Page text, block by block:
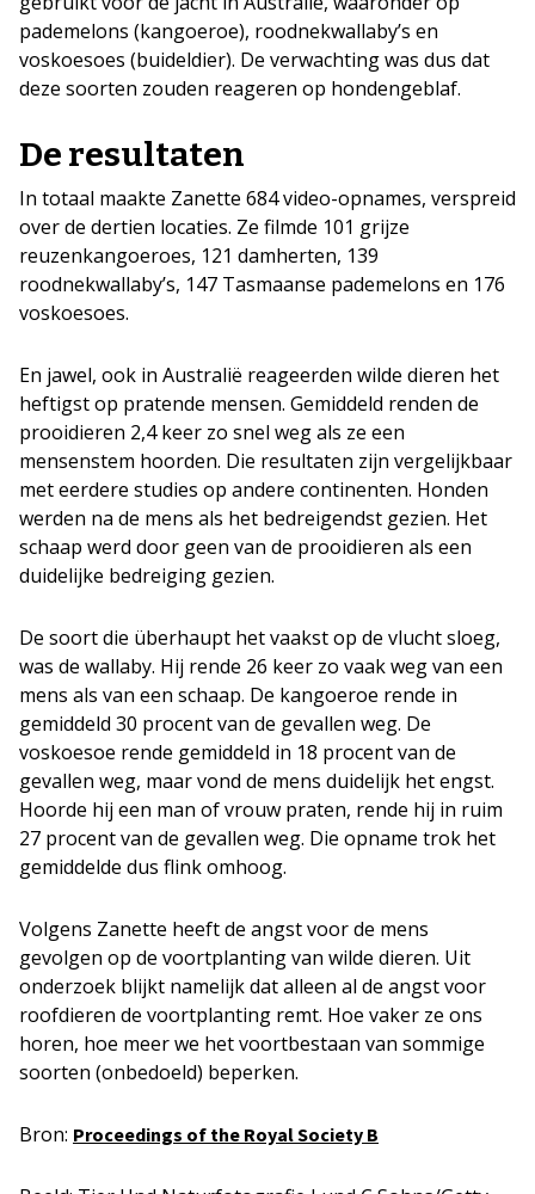
pademelons (kangoeroe), roodnekwallaby’s en
voskoesoes (buideldier). De verwachting was dus dat
deze soorten zouden reageren op hondengeblaf.
De resultaten
In totaal maakte Zanette 684 video-opnames, verspreid
over de dertien locaties. Ze filmde 101 grijze
reuzenkangoeroes, 121 damherten, 139
roodnekwallaby’s, 147 Tasmaanse pademelons en 176
voskoesoes.
En jawel, ook in Australië reageerden wilde dieren het
heftigst op pratende mensen. Gemiddeld renden de
prooidieren 2,4 keer zo snel weg als ze een
mensenstem hoorden. Die resultaten zijn vergelijkbaar
met eerdere studies op andere continenten. Honden
werden na de mens als het bedreigendst gezien. Het
schaap werd door geen van de prooidieren als een
duidelijke bedreiging gezien.
De soort die überhaupt het vaakst op de vlucht sloeg,
was de wallaby. Hij rende 26 keer zo vaak weg van een
mens als van een schaap. De kangoeroe rende in
gemiddeld 30 procent van de gevallen weg. De
voskoesoe rende gemiddeld in 18 procent van de
gevallen weg, maar vond de mens duidelijk het engst.
Hoorde hij een man of vrouw praten, rende hij in ruim
27 procent van de gevallen weg. Die opname trok het
gemiddelde dus flink omhoog.
Volgens Zanette heeft de angst voor de mens
gevolgen op de voortplanting van wilde dieren. Uit
onderzoek blijkt namelijk dat alleen al de angst voor
roofdieren de voortplanting remt. Hoe vaker ze ons
horen, hoe meer we het voortbestaan van sommige
soorten (onbedoeld) beperken.
Bron: Proceedings of the Royal Society B